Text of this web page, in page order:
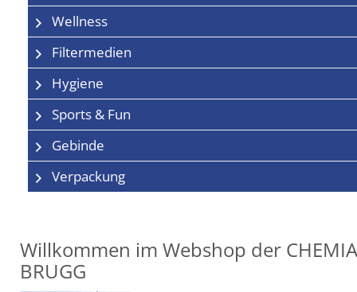
Wellness
Filtermedien
Hygiene
Sports & Fun
Gebinde
Verpackung
Willkommen im Webshop der CHEMIA
BRUGG